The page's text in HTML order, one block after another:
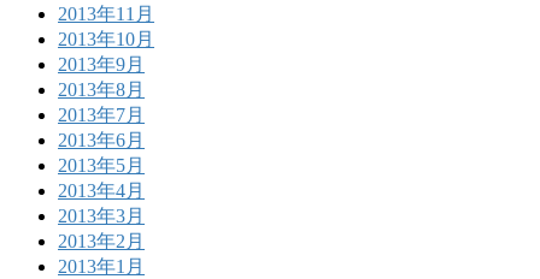
2013年11月
2013年10月
2013年9月
2013年8月
2013年7月
2013年6月
2013年5月
2013年4月
2013年3月
2013年2月
2013年1月